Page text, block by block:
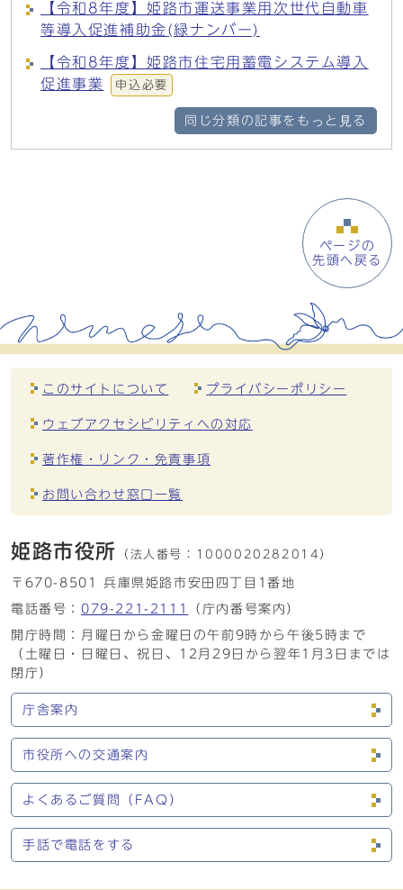
【令和8年度】姫路市運送事業用次世代自動車
等導入促進補助金(緑ナンバー)
【令和8年度】姫路市住宅用蓄電システム導入
促進事業
申込必要
同じ分類の記事をもっと見る
ページの
先頭へ戻る
このサイトについて プライバシーポリシー
ウェブアクセシビリティへの対応
著作権・リンク・免責事項
お問い合わせ窓口一覧
姫路市役所 （法人番号： 1000020282014）
〒670-8501 兵庫県姫路市安田四丁目1番地
電話番号： 079-221-2111
（庁内番号案内）
開庁時間：月曜日から金曜日の午前9時から午後5時まで
（土曜日・日曜日、祝日、12月29日から翌年1月3日までは
閉庁）
庁舎案内
市役所への交通案内
よくあるご質問（FAQ）
手話で電話をする